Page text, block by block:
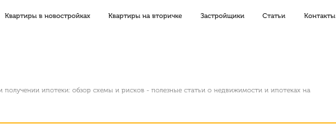
Квартиры в новостройках Квартиры на вторичке Застройщики Статьи Контакты
получении ипотеки: обзор схемы и рисков - полезные статьи о недвижимости и ипотеках на